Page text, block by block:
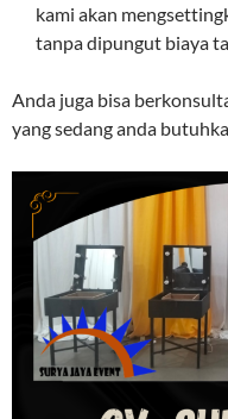
kami akan
tanpa dipungut biaya
Anda juga bisa
yang sedang anda